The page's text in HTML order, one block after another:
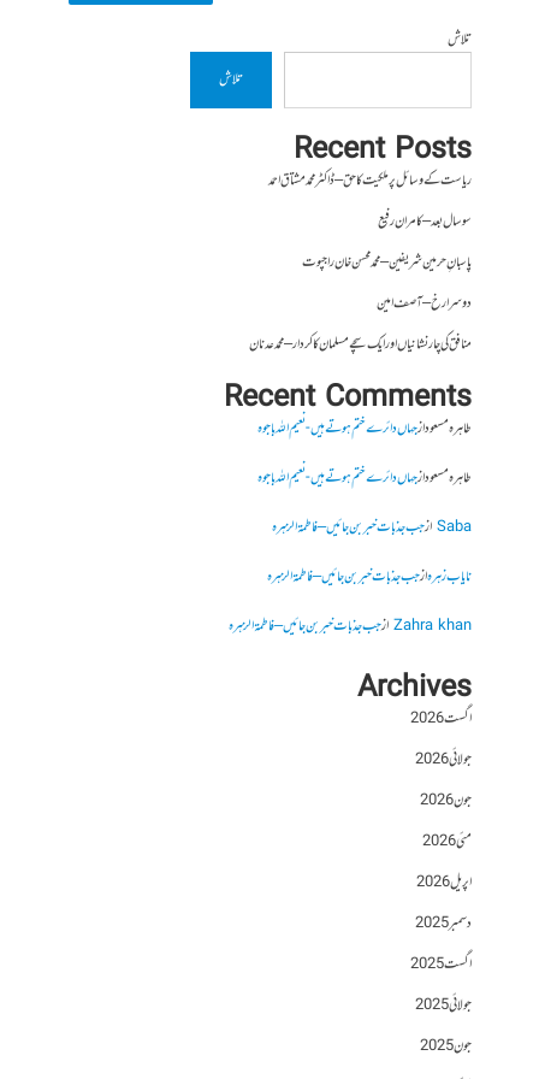
تلاش
تلاش
Recent Posts
ریاست کے وسائل پر ملکیت کا حق – ڈاکٹر محمد مشتاق احمد
سو سال بعد – کامران رفیع
پاسبانِ حرمین شریفین – محمد محسن خان راجپوت
دوسرا رخ – آصف امین
منافق کی چار نشانیاں اور ایک سچے مسلمان کا کردار – محمد عدنان
Recent Comments
طاہرہ مسعودازجہاں دائرے ختم ہوتے ہیں- نعیم اللہ باجوہ
طاہرہ مسعودازجہاں دائرے ختم ہوتے ہیں- نعیم اللہ باجوہ
Sabaازجب جذبات خبر بن جائیں – فاطمۃالزہرہ
نایاب زہرہازجب جذبات خبر بن جائیں – فاطمۃالزہرہ
Zahra khanازجب جذبات خبر بن جائیں – فاطمۃالزہرہ
Archives
اگست 2026
جولائی 2026
جون 2026
مئی 2026
اپریل 2026
دسمبر 2025
اگست 2025
جولائی 2025
جون 2025